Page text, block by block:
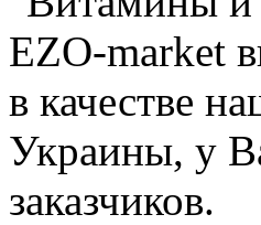
EZO-market
в качестве
Украины, у
заказчиков.